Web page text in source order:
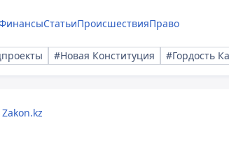
СтатьиПроисшествияПраво
#Новая Конституция #Гордость